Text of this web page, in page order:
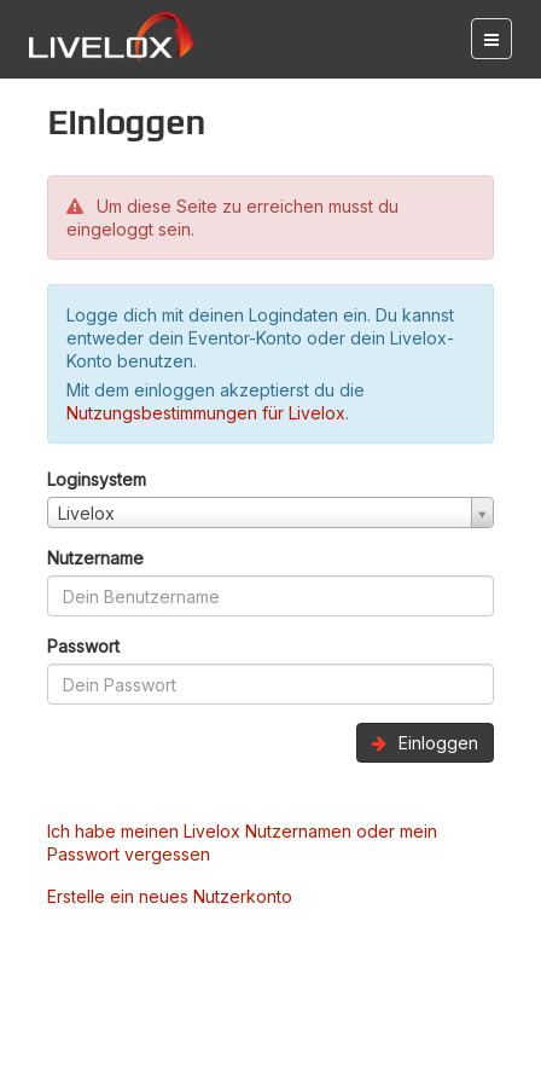
Einloggen
Um diese Seite zu erreichen musst du
eingeloggt sein.
Logge dich mit deinen Logindaten ein. Du kannst
entweder dein Eventor-Konto oder dein Livelox-
Konto benutzen.
Mit dem einloggen akzeptierst du die
Nutzungsbestimmungen für Livelox.
Loginsystem
Livelox
Nutzername
Passwort
Einloggen
Ich habe meinen Livelox Nutzernamen oder mein
Passwort vergessen
Erstelle ein neues Nutzerkonto